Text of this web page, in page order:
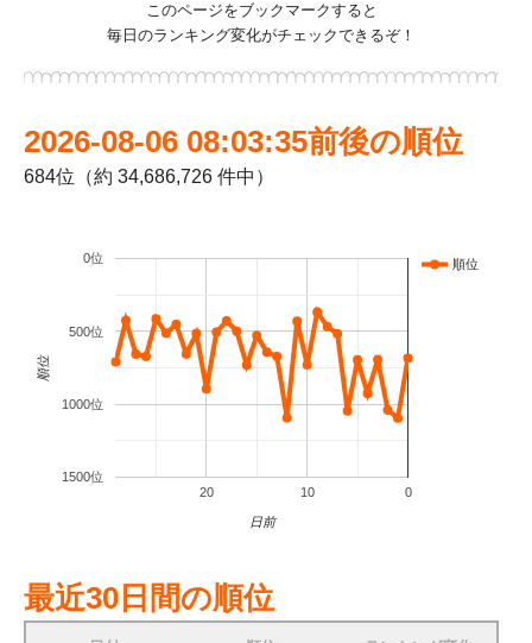
このページをブックマークすると
毎日のランキング変化がチェックできるぞ！
2026-08-06 08:03:35前後の順位
684位（約 34,686,726 件中）
順位
20 10 0
0位
500位
1000位
1500位
日前
順位
最近30日間の順位